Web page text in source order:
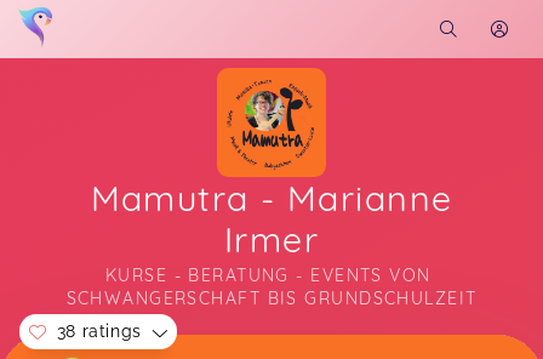
Mamutra - Marianne
Irmer
KURSE - BERATUNG - EVENTS VON
SCHWANGERSCHAFT BIS GRUNDSCHULZEIT
Soon you will learn more about me here...
38 ratings